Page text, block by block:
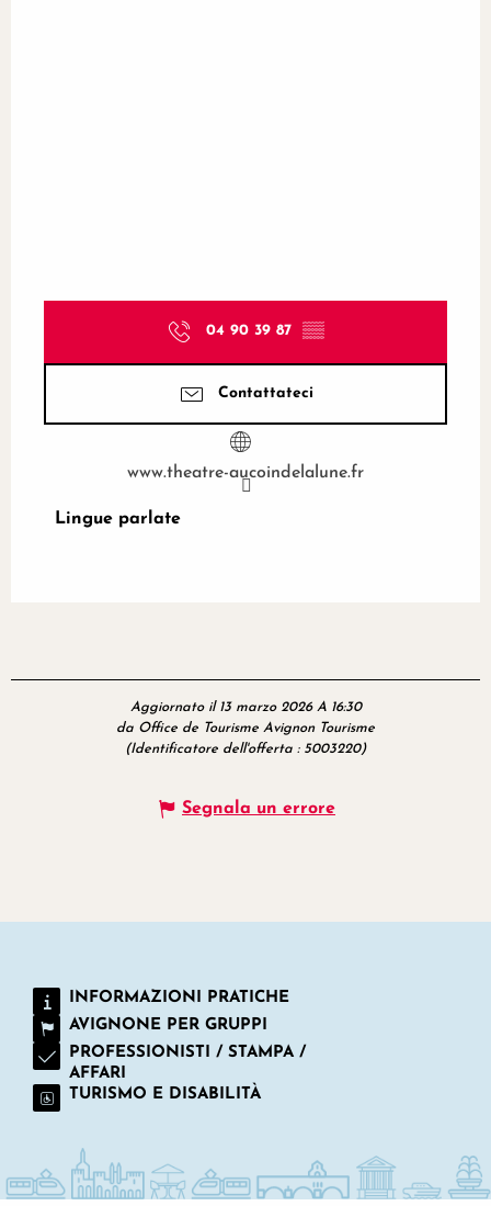
04 90 39 87 ▒▒
Contattateci
www.theatre-aucoindelalune.fr
Lingue parlate
Lingue parlate
Aggiornato il 13 marzo 2026 A 16:30
da Office de Tourisme Avignon Tourisme
(Identificatore dell'offerta : 5003220)
Segnala un errore
INFORMAZIONI PRATICHE
AVIGNONE PER GRUPPI
PROFESSIONISTI / STAMPA /
AFFARI
TURISMO E DISABILITÀ